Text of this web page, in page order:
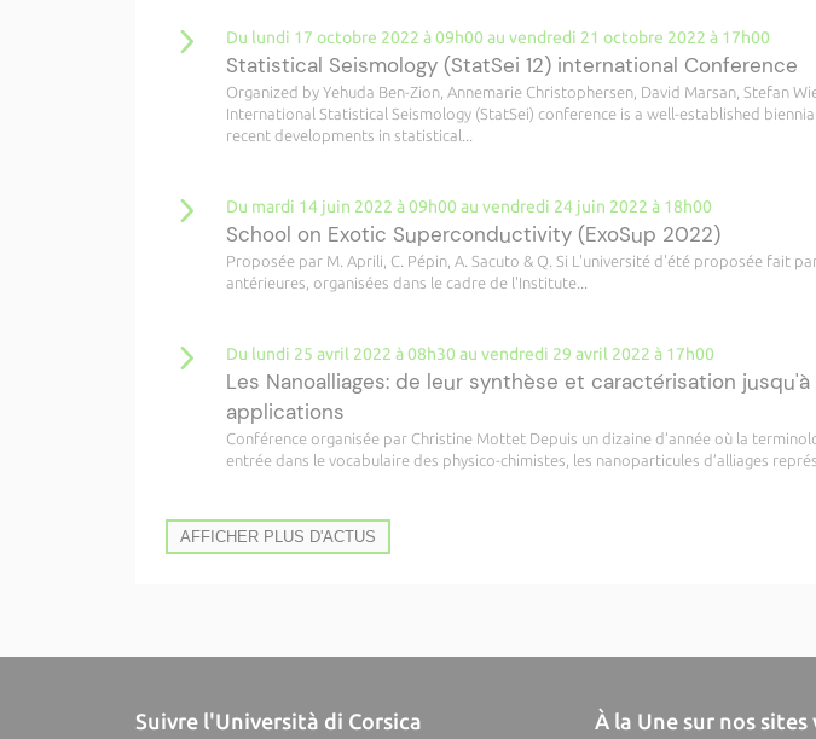
Du lundi 17 octobre 2022 à 09h00 au vendredi 21 octobre 2022 à 17h00
Statistical Seismology (StatSei 12) international Conference
Organized by Yehuda Ben-Zion, Annemarie Christophersen, David Marsan, Stefan
International Statistical Seismology (StatSei) conference is a well-established
recent developments in statistical...
Du mardi 14 juin 2022 à 09h00 au vendredi 24 juin 2022 à 18h00
School on Exotic Superconductivity (ExoSup 2022)
Proposée par M. Aprili, C. Pépin, A. Sacuto & Q. Si L'université d'été proposée fait
antérieures, organisées dans le cadre de l'Institute...
Du lundi 25 avril 2022 à 08h30 au vendredi 29 avril 2022 à 17h00
Les Nanoalliages: de leur synthèse et caractérisation
applications
Conférence organisée par Christine Mottet Depuis un dizaine d’année où la
entrée dans le vocabulaire des physico-chimistes, les nanoparticules d’alliages
AFFICHER PLUS D'ACTUS
Suivre l'Università di Corsica À la Une sur nos sites